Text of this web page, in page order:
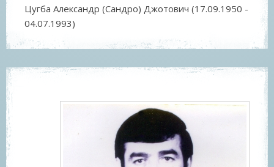
Цугба Александр (Сандро) Джотович (17.09.1950 -
04.07.1993)